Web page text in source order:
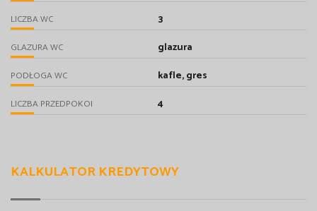
LICZBA WC 3
GLAZURA WC glazura
PODŁOGA WC kafle, gres
LICZBA PRZEDPOKOI 4
KALKULATOR KREDYTOWY